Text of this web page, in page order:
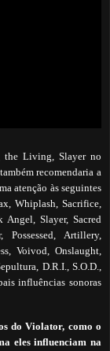
the Living, Slayer no
recomendaria a
atenção às seguintes
Whiplash, Sacrifice,
Angel, Slayer, Sacred
Possessed, Artillery,
Voivod, Onslaught,
D.R.I., S.O.D.,
influências sonoras
do Violator, como o
eles influenciam na